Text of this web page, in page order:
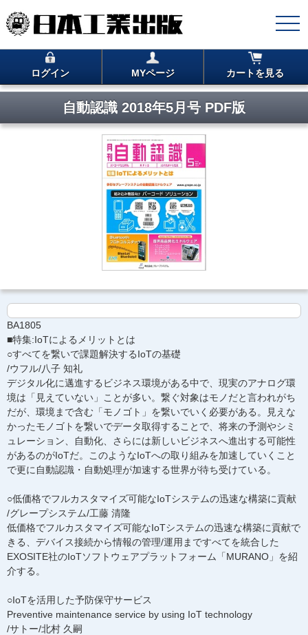
ログイン MYページ カートを見る
自動認識 2018年5月号 PDF版
BA1805
■特集:IoTによるメリットとは
○すべてを繋いで課題解決するIoTの基礎
/ウフル/八子 知礼
デジタル化に邁進するビジネス環境がある中で、現実のアナログ環
境は「見えていない」ことが多い。繋ぐ対象はモノだと言われがち
だが、環境まで含む「モノゴト」を繋いでいく必要がある。見えな
かったモノゴトを繋いでデータ取得することで、将来の予測やシミ
ュレーション、自動化、さらには新しいビジネスへ進出する可能性
があるのがIoTだ。このようなIoTへの取り組みを加速していくこと
で更に自動認識・自動処理が加速する世界が待ち受けている。
○低価格でフルカスタマイズ可能なIoTシステムの迅速な構築に貢献
/グレープシステム/工藤 清隆
低価格でフルカスタマイズ可能なIoTシステムの迅速な構築に貢献で
きる、デバイス接続から情報の管理/運用まですべてを統合した
EXOSITE社のIoTソフトウェアプラットフォーム「MURANO」を紹
介する。
○IoTを活用した予防保守サービス
Preventive maintenance service by using IoT technology
/サトー/北村 久嗣